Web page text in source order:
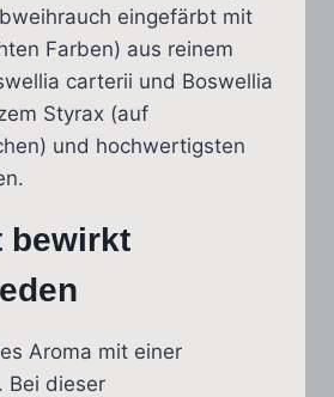
eingefärbt mit
Farben) aus reinem
carterii und Boswellia
Styrax (auf
und hochwertigsten
bewirkt
Aroma mit einer
Bei dieser